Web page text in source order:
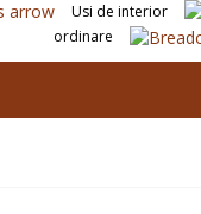
Usi de interior
ordinare